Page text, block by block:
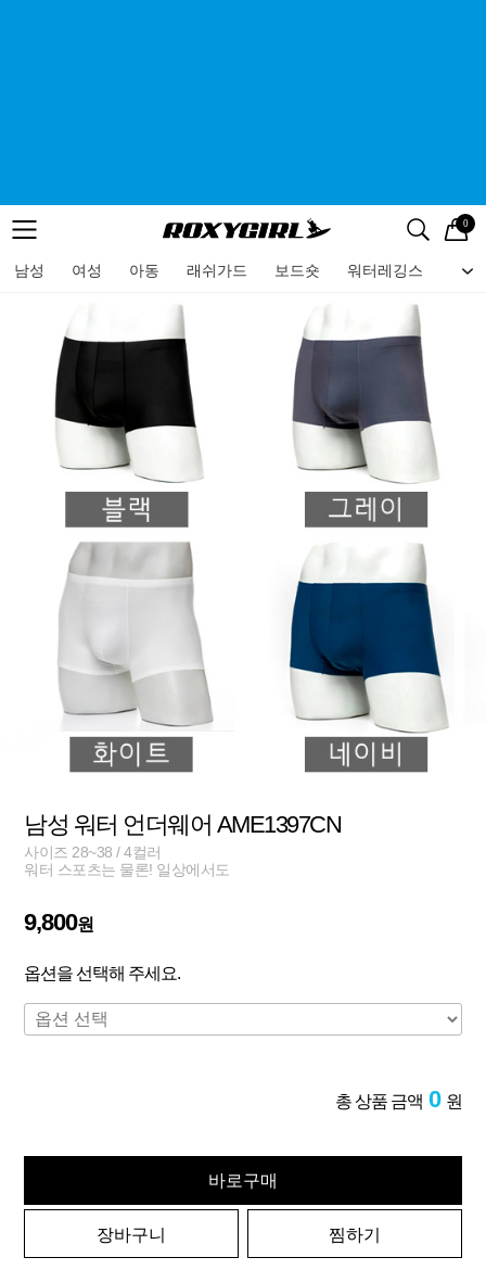
메뉴 검색
로고 0
남성 여성 아동 래쉬가드 보드숏 워터레깅스 비
메뉴
남성 워터 언더웨어 AME1397CN
사이즈 28~38 / 4컬러
워터 스포츠는 물론! 일상에서도
9,800원
옵션을 선택해 주세요.
총 상품 금액 0 원
바로구매
장바구니 찜하기